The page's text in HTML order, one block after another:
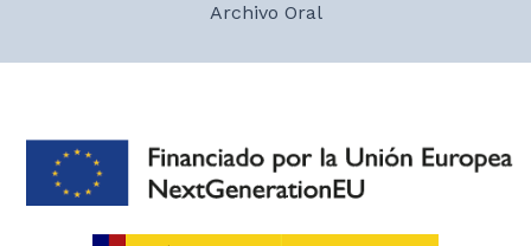
Archivo Oral